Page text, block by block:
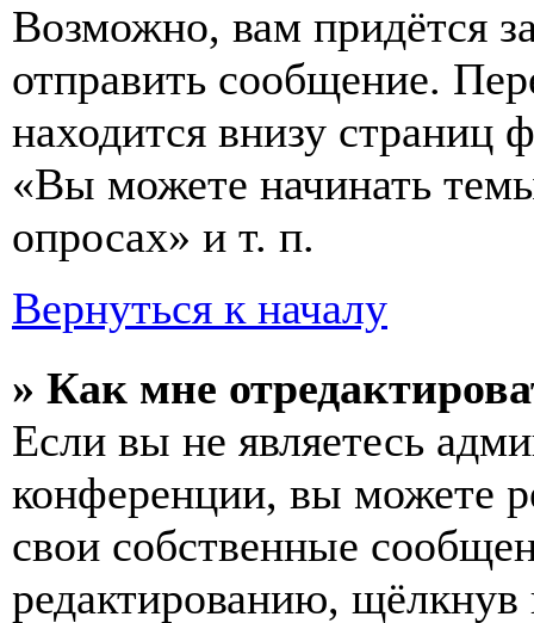
Возможно, вам придётся
отправить сообщение.
находится внизу
«Вы можете начинать
опросах» и т. п.
Вернуться к началу
» Как мне
Если вы не являетесь
конференции, вы можете
свои собственные
редактированию,